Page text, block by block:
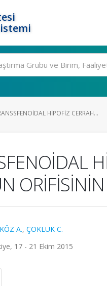
HİPOFİZ CERRAH...
A., ÇOKLUK C.
17 - 21 Ekim 2015